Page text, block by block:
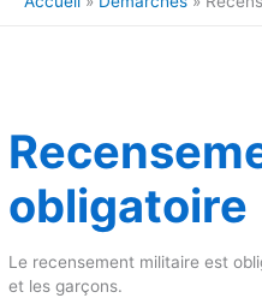
obligatoire
Le recensement militaire est
et les garçons.